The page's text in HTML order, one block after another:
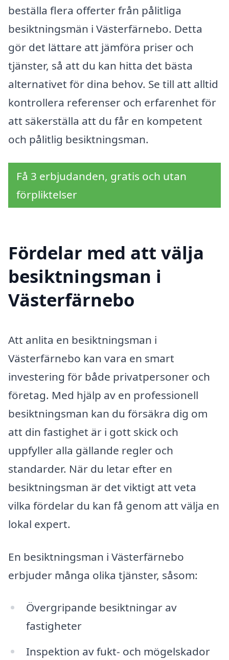
beställa flera offerter från pålitliga
besiktningsmän i Västerfärnebo. Detta
gör det lättare att jämföra priser och
tjänster, så att du kan hitta det bästa
alternativet för dina behov. Se till att alltid
kontrollera referenser och erfarenhet för
att säkerställa att du får en kompetent
och pålitlig besiktningsman.
Få 3 erbjudanden, gratis och utan
förpliktelser
Fördelar med att välja
besiktningsman i
Västerfärnebo
Att anlita en besiktningsman i
Västerfärnebo kan vara en smart
investering för både privatpersoner och
företag. Med hjälp av en professionell
besiktningsman kan du försäkra dig om
att din fastighet är i gott skick och
uppfyller alla gällande regler och
standarder. När du letar efter en
besiktningsman är det viktigt att veta
vilka fördelar du kan få genom att välja en
lokal expert.
En besiktningsman i Västerfärnebo
erbjuder många olika tjänster, såsom:
Övergripande besiktningar av
fastigheter
Inspektion av fukt- och mögelskador